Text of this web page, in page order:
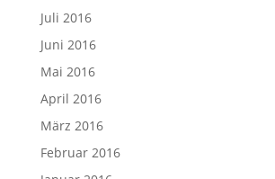
Juli 2016
Juni 2016
Mai 2016
April 2016
März 2016
Februar 2016